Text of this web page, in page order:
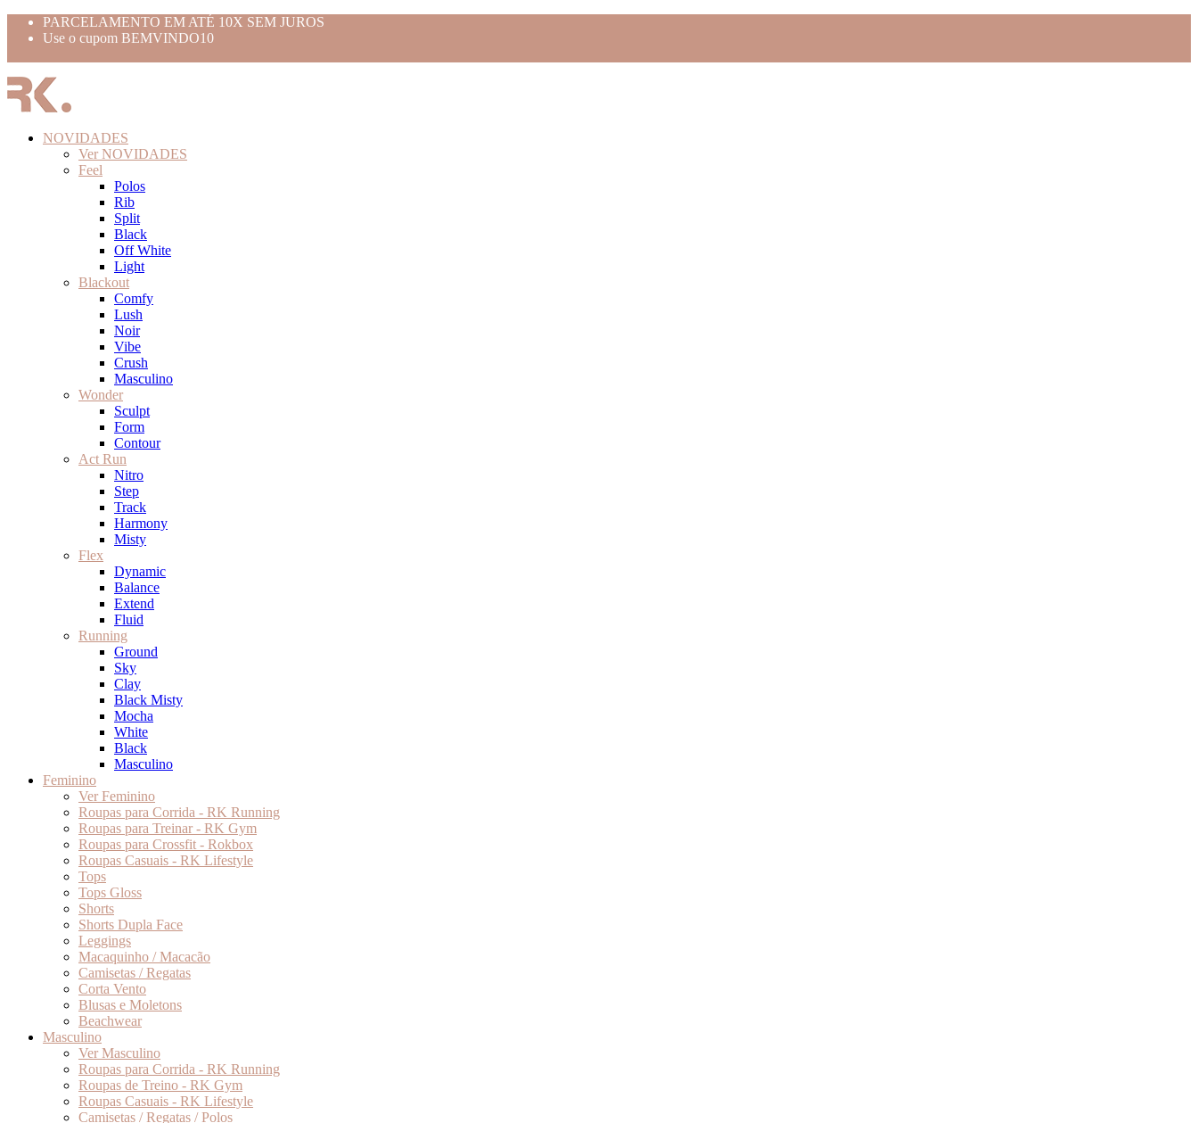
PARCELAMENTO EM ATÉ 10X SEM JUROS
Use o cupom BEMVINDO10
NOVIDADES
Ver NOVIDADES
Feel
Polos
Rib
Split
Black
Off White
Light
Blackout
Comfy
Lush
Noir
Vibe
Crush
Masculino
Wonder
Sculpt
Form
Contour
Act Run
Nitro
Step
Track
Harmony
Misty
Flex
Dynamic
Balance
Extend
Fluid
Running
Ground
Sky
Clay
Black Misty
Mocha
White
Black
Masculino
Feminino
Ver Feminino
Roupas para Corrida - RK Running
Roupas para Treinar - RK Gym
Roupas para Crossfit - Rokbox
Roupas Casuais - RK Lifestyle
Tops
Tops Gloss
Shorts
Shorts Dupla Face
Leggings
Macaquinho / Macacão
Camisetas / Regatas
Corta Vento
Blusas e Moletons
Beachwear
Masculino
Ver Masculino
Roupas para Corrida - RK Running
Roupas de Treino - RK Gym
Roupas Casuais - RK Lifestyle
Camisetas / Regatas / Polos